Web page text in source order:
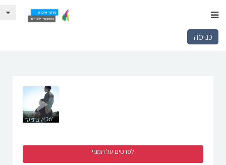
כניסה
לפרטים על המנוי